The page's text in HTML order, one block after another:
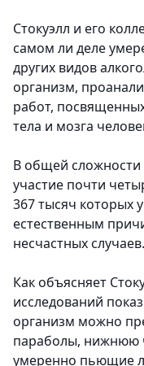
Стокуэлл и его
самом ли деле
других видов
организм,
работ,
тела и мозга
В общей сложности
участие почти
367 тысяч которых
естественным
несчастных случаев.
Как объясняет
исследований
организм можно
параболы, нижнюю
умеренно пьющие